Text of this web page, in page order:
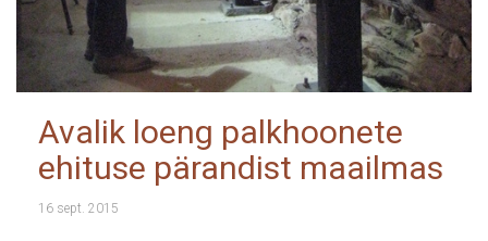
Avalik loeng palkhoonete
ehituse pärandist maailmas
16 sept. 2015